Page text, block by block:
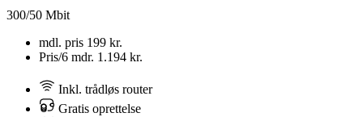
300/50 Mbit
mdl. pris 199 kr.
Pris/6 mdr. 1.194 kr.
Inkl. trådløs router
Gratis oprettelse